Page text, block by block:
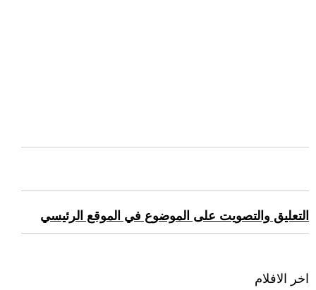
التعليق والتصويت على الموضوع في الموقع الرئيسي
اخر الافلام